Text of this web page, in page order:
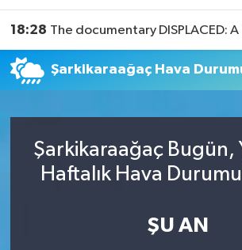
18:28 The documentary DISPLACED: A Turkish Cypriot
Şarkikaraağaç Hava
Şarkikaraağaç Bugün,
Haftalık Hava
ŞU AN
Son Dakika Haberleri